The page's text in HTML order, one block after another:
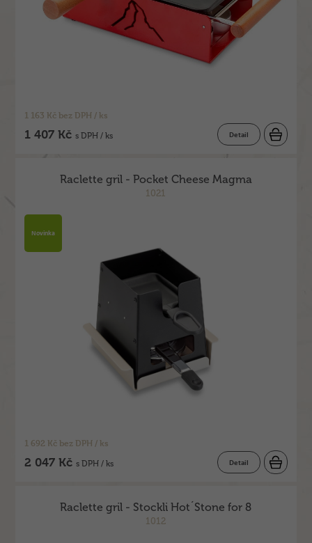
1 163 Kč bez DPH / ks
1 407 Kčs DPH / ks Detail
Raclette gril - Pocket Cheese Magma
1021
Novinka
1 692 Kč bez DPH / ks
2 047 Kčs DPH / ks Detail
Raclette gril - Stockli Hot´Stone for 8
1012